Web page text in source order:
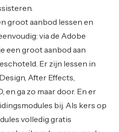
groot aanbod lessen en
via de Adobe
een groot aanbod aan
Er zijn lessen in
After Effects,
en ga zo maar door. En er
bij. Als kers op
volledig gratis